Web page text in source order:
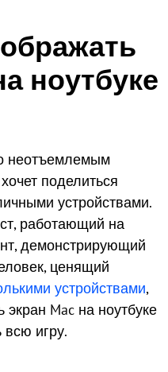
ноутбуке
неотъемлемым
поделиться
устройствами.
работающий на
демонстрирующий
ценящий
устройствами,
экран Mac на ноутбуке
всю игру.